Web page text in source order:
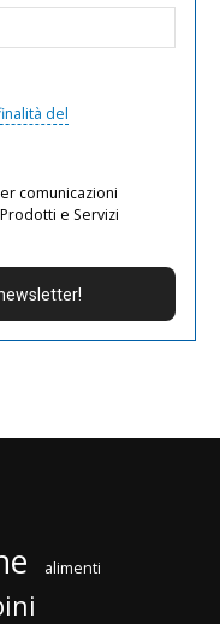
del
comunicazioni
e Servizi
alimenti